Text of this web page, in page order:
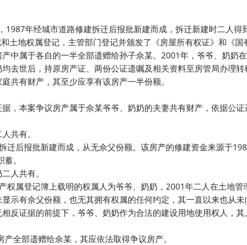
年经城市道路修建拆迁后报批新建而成，拆迁新建时二人得
土地权属登记，主管部门登记并颁发了《房屋所有权证》和《国
中属于各自的一半全部遗赠给孙子佘某。2001年，爷爷、奶奶
去世后，持原房产证、两份公证遗嘱及相关资料至房管局办理转
共有财产，其至少应享有该房产一半份额。
，本案争议房产属于佘某爷爷、奶奶的夫妻共有财产，依据公证
共有。
后报批新建而成，从无佘父份额。该房产的修建资金来源于
。
人共有。
属登记簿上载明的权属人为爷爷、奶奶，2001年二人在土地管
示有佘父份额，也无其拥有权属的任何约定，其一直以来也从未
反证据的前提下，爷爷、奶奶作为合法的建设用地使用权人，其
全部遗赠给佘某，其应依法取得争议房产。